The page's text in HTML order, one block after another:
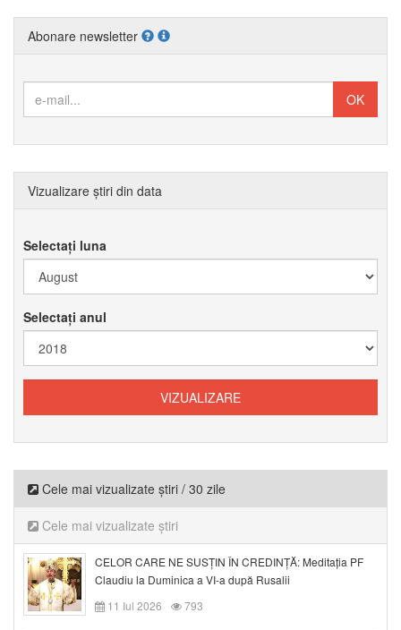
Abonare newsletter
Vizualizare știri din data
Selectați luna
Selectați anul
Cele mai vizualizate știri / 30 zile
Cele mai vizualizate știri
CELOR CARE NE SUSȚIN ÎN CREDINȚĂ: Meditația PF
Claudiu la Duminica a VI-a după Rusalii
11 Iul 2026
793